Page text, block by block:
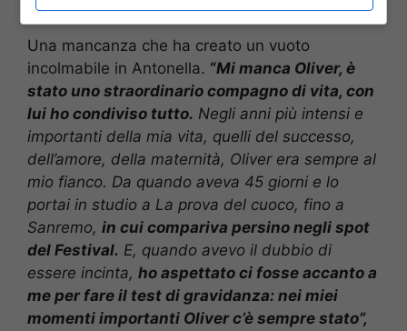
Una mancanza che ha creato un vuoto
incolmabile in Antonella. “Mi manca Oliver, è
stato uno straordinario compagno di vita, con
lui ho condiviso tutto. Negli anni più intensi e
importanti della mia vita, quelli del successo,
dell’amore, della maternità, Oliver era sempre al
mio fianco. Da quando aveva 45 giorni e lo
portai in studio a La prova del cuoco, fino a
Sanremo, in cui compariva persino negli spot
del Festival. E, quando avevo il dubbio di
essere incinta, ho aspettato ci fosse accanto a
me per fare il test di gravidanza: nei miei
momenti importanti Oliver c’è sempre stato”,